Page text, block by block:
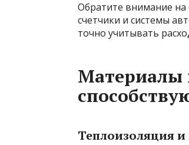
Обратите внимание на
счетчики и системы
точно учитывать
Материалы
Теплоизоляция и